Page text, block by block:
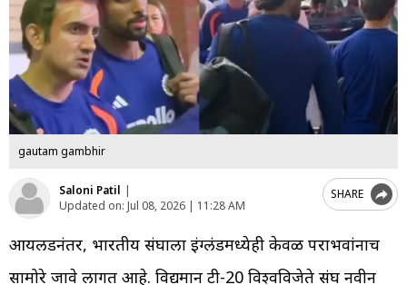
gautam gambhir
Saloni Patil |
Updated on: Jul 08, 2026 | 11:28 AM
SHARE
आयर्लंडनंतर, भारतीय संघाला इंग्लंडमध्येही केवळ पराभवांनाच
सामोरे जावे लागत आहे. विद्यमान टी-20 विश्वविजेते संघ नवीन